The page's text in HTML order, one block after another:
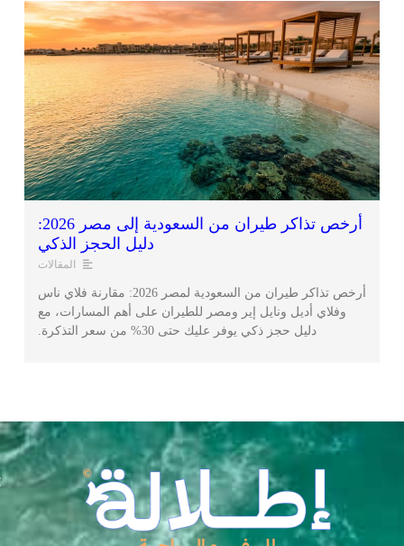
أرخص تذاكر طيران من السعودية إلى مصر 2026:
دليل الحجز الذكي
المقالات
أرخص تذاكر طيران من السعودية لمصر 2026: مقارنة فلاي ناس
وفلاي أديل ونايل إير ومصر للطيران على أهم المسارات، مع
دليل حجز ذكي يوفر عليك حتى 30% من سعر التذكرة.